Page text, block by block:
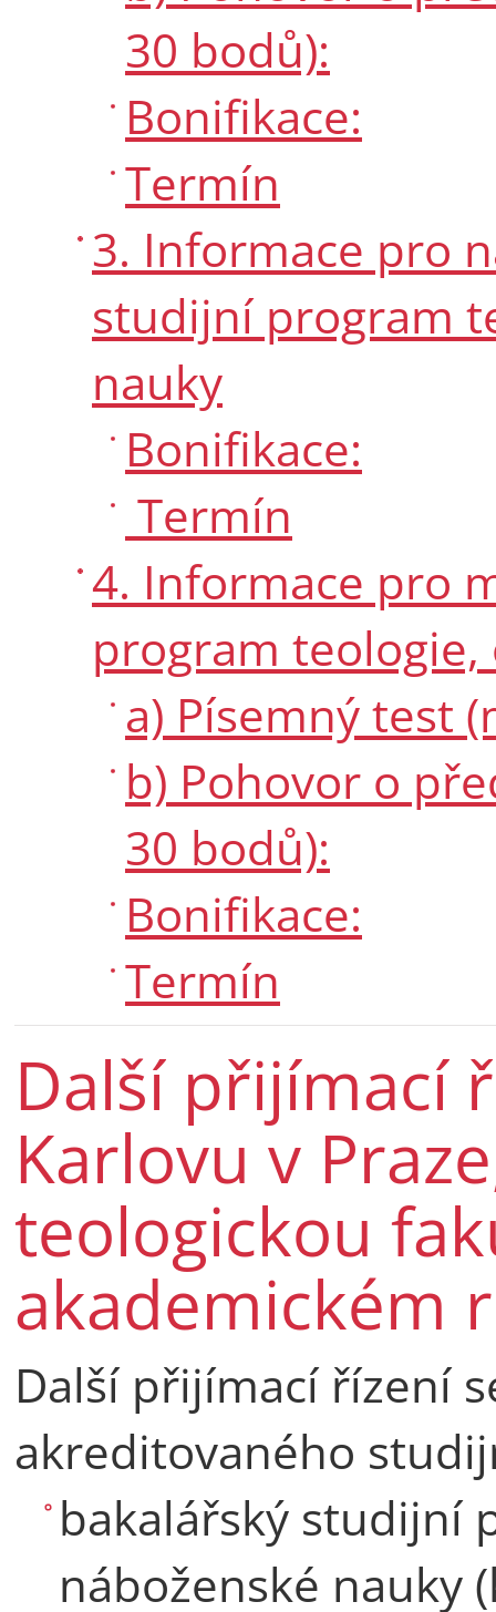
30 bodů):
Bonifikace:
Termín
3. Informace pro
studijní program
nauky
Bonifikace:
Termín
4. Informace pro
program
a) Písemný test
b) Pohovor o
30 bodů):
Bonifikace:
Termín
Další přijímací
Karlovu v
teologickou
akademickém
Další přijímací řízení
akreditovaného
bakalářský studijní
náboženské nauky